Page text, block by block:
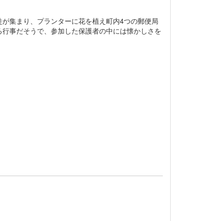
集まり、プランターに花を植え町内4つの郵便局
事だそうで、参加した保護者の中には懐かしさを